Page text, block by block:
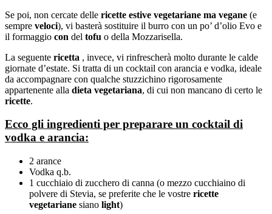
Se poi, non cercate delle ricette estive vegetariane ma vegane (e
sempre veloci), vi basterà sostituire il burro con un po’ d’olio Evo e
il formaggio con del tofu o della Mozzarisella.
La seguente ricetta , invece, vi rinfrescherà molto durante le calde
giornate d’estate. Si tratta di un cocktail con arancia e vodka, ideale
da accompagnare con qualche stuzzichino rigorosamente
appartenente alla dieta vegetariana, di cui non mancano di certo le
ricette.
Ecco gli ingredienti per preparare un cocktail di
vodka e arancia:
2 arance
Vodka q.b.
1 cucchiaio di zucchero di canna (o mezzo cucchiaino di
polvere di Stevia, se preferite che le vostre ricette
vegetariane siano light)